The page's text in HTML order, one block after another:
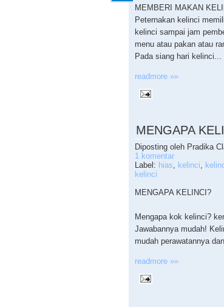
MEMBERI MAKAN
Peternakan kelinci
kelinci sampai jam
menu atau pakan atau
Pada siang hari kelinci...
readmore »»
MENGAPA
Diposting oleh Pradika
1 komentar
Label: hias kelinci
kelinci
MENGAPA KELINCI?
Mengapa kok kelinci?
Jawabannya mudah!
mudah perawatannya
readmore »»